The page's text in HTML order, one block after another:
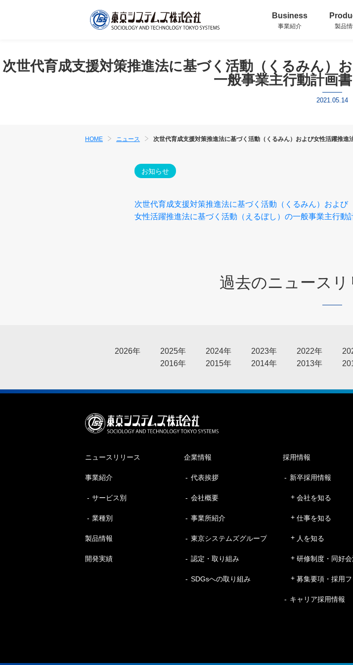
Business
事業紹介 製品
次世代育成支援対策推進法に基づく活動（くるみん）
一般事業主行動計画
2021.05.14
HOME ニュース 次世代育成支援対策推進法に基づく活動（くるみん）および女性活躍推
お知らせ
次世代育成支援対策推進法に基づく活動（くるみん）および
女性活躍推進法に基づく活動（えるぼし）の一般事業主行動
過去のニュースリ
2026年 2025年 2024年 2023年 2022年
2016年
2015年 2014年 2013年
ニュースリリース
事業紹介
サービス別
業種別
製品情報
開発実績
企業情報
代表挨拶
会社概要
事業所紹介
東京システムズグループ
認定・取り組み
SDGsへの取り組み
採用情報
新卒採用情報
会社を知る
仕事を知る
人を知る
研修制度・同好
募集要項・採用
キャリア採用情報